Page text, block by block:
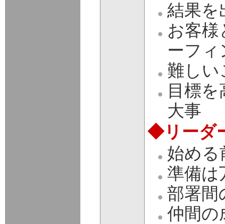
結果を
お客様
ーフ
難しい
目標
大事
◆リーダ
始める
準備は
部署間
仲間の